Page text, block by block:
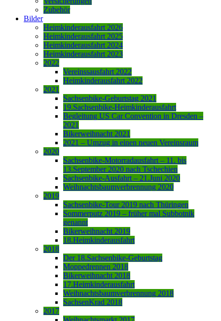
Zubehör
Bilder
Heimkinderausfahrt 2026
Heimkinderausfahrt 2025
Heimkinderausfahrt 2024
Heimkinderausfahrt 2023
2022
Vereinssausfahrt 2022
Heimkinderausfahrt 2022
2021
Sachsenbike-Geburtstag 2021
19.Sachsenbike-Heimkinderausfahrt
Begleitung US Car Convention in Dresden –
2021
Bikerweihnacht 2021
2021 – Umzug in einen neuen Vereinsraum
2020
Sachsenbike-Motorradausfahrt – 11. bis
13.September 2020 nach Tschechien
Sachsenbike-Ausfahrt – 21.Juni 2020
Weihnachtsbaumverbrennung 2020
2019
Sachsenbike-Tour 2019 nach Thüringen
Sommerputz 2019 – früher mal Subbotnik
genannt
Bikerweihnacht 2019
18.Heimkinderausfahrt
2018
Der 18.Sachsenbike-Geburtstag
Moppedrennen 2018
Bikerweihnacht 2018
17.Heimkinderausfahrt
Weihnachtsbaumverbrennung 2018
SachsenKrad 2018
2017